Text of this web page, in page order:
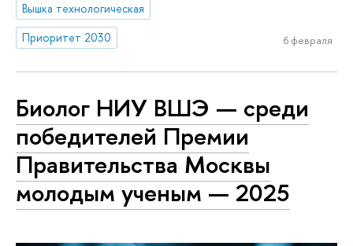
Вышка технологическая
Приоритет 2030
6 февраля
Биолог НИУ ВШЭ — среди
победителей Премии
Правительства Москвы
молодым ученым — 2025